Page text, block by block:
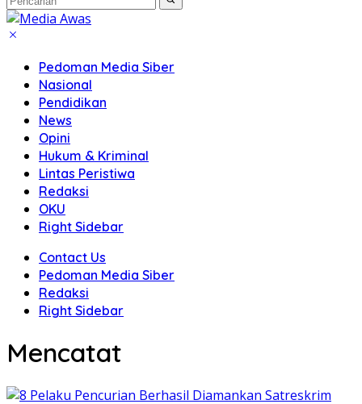
Pedoman Media Siber
Nasional
Pendidikan
News
Opini
Hukum & Kriminal
Lintas Peristiwa
Redaksi
OKU
Right Sidebar
Contact Us
Pedoman Media Siber
Redaksi
Right Sidebar
Mencatat